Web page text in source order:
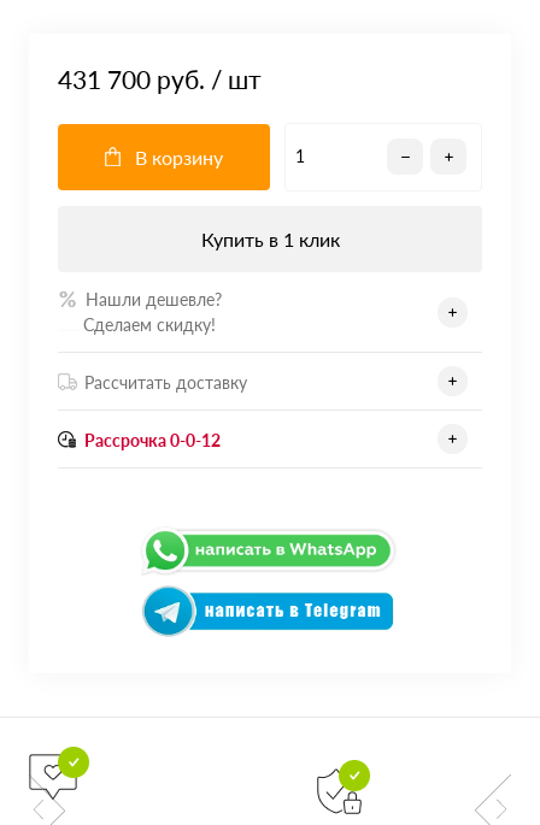
431 700 руб. / шт
В корзину
Купить в 1 клик
Нашли дешевле?
Сделаем скидку!
Рассчитать доставку
Рассрочка 0-0-12